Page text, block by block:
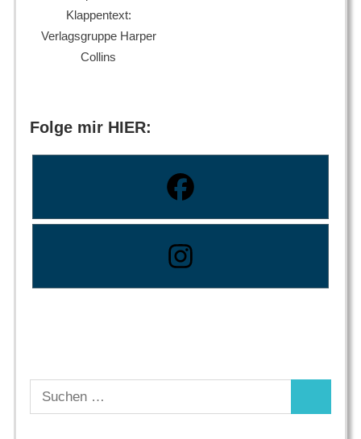
Klappentext:
Verlagsgruppe Harper
Collins
Folge mir HIER:
Suchen
nach: